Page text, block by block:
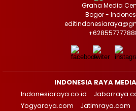
Graha Media
Bogor -
INDONESIA RAYA
Indonesiaraya.co.id
Yogyaraya.com
Jatimraya.com